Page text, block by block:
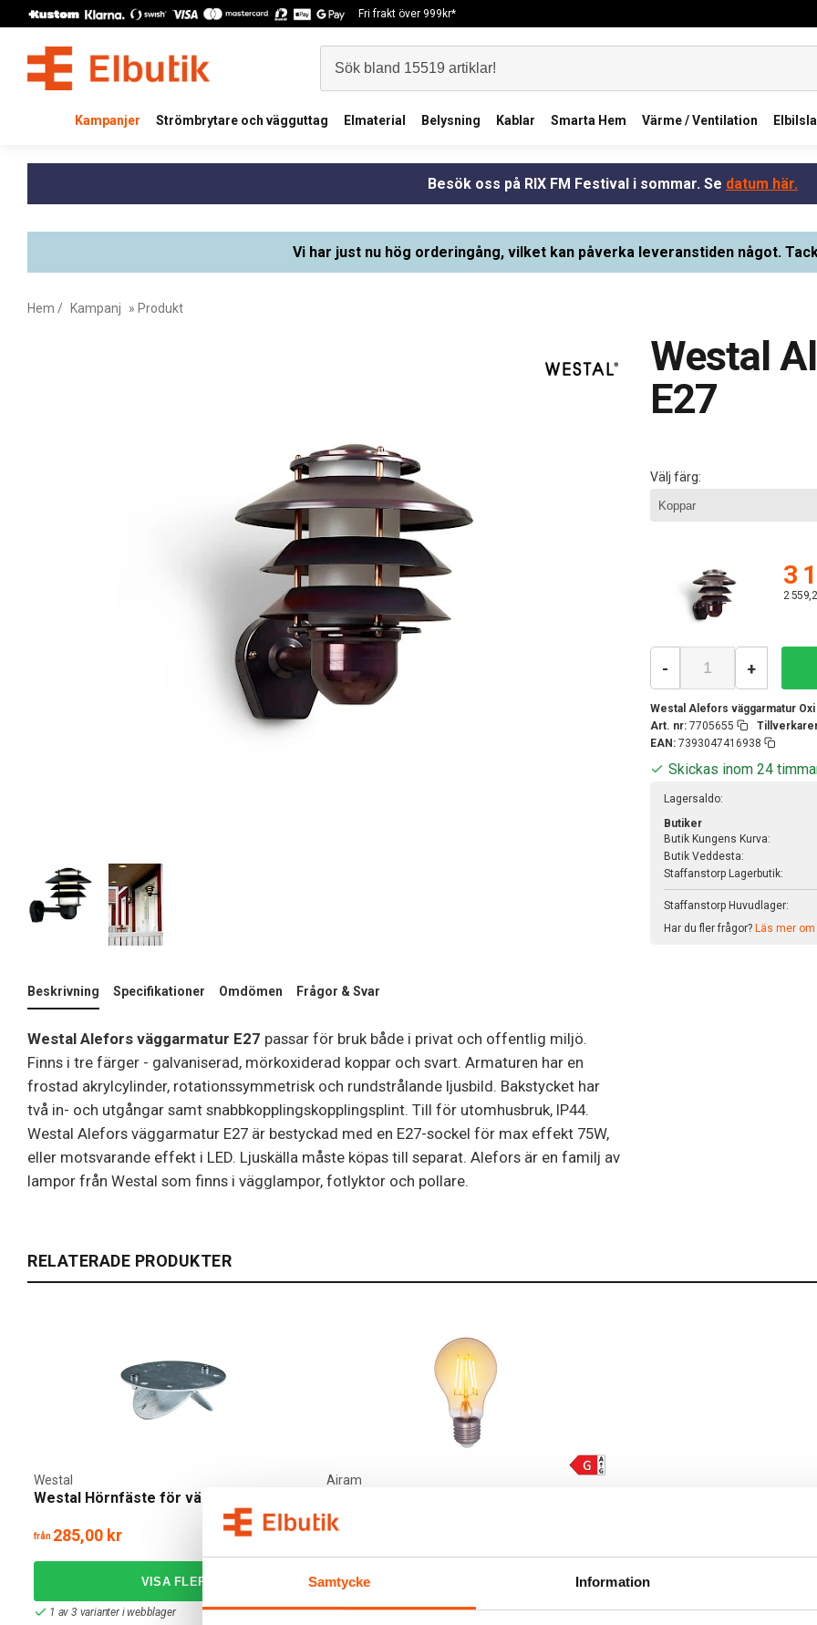
Samtycke Information
Fri frakt över 999kr*
Kampanjer Strömbrytare och vägguttag Elmaterial Belysning Kablar Smarta Hem Värme / Ventilation
Besök oss på RIX FM Festival i sommar. Se datum här.
Vi har just nu hög orderingång, vilket kan påverka leveranstiden något.
Hem / Kampanj » Produkt
Beskrivning Specifikationer Omdömen Frågor & Svar
Westal Alefors väggarmatur E27 passar för bruk både i privat och offentlig miljö.
Finns i tre färger - galvaniserad, mörkoxiderad koppar och svart. Armaturen har en
frostad akrylcylinder, rotationssymmetrisk och rundstrålande ljusbild. Bakstycket har
två in- och utgångar samt snabbkopplingskopplingsplint. Till för utomhusbruk, IP44.
Westal Alefors väggarmatur E27 är bestyckad med en E27-sockel för max effekt 75W,
eller motsvarande effekt i LED. Ljuskälla måste köpas till separat. Alefors är en familj av
lampor från Westal som finns i vägglampor, fotlyktor och pollare.
Westal
E27
Välj färg:
3
2
Westal Alefors väggarmatur
Art. nr: 7705655
EAN: 7393047416938
- +
Skickas inom 24
Lagersaldo:
Butiker
Butik Kungens Kurva:
Butik Veddesta:
Staffanstorp Lagerbutik:
Staffanstorp Huvudlager:
Har du fler frågor? Läs mer
RELATERADE PRODUKTER
Westal Hörnfäste för väggarmaturer
Westal
från 285,00 kr
1 av 3 varianter i webblager
(34W) E27 2200K
Airam
39,00 kr
I webblager: 4 st